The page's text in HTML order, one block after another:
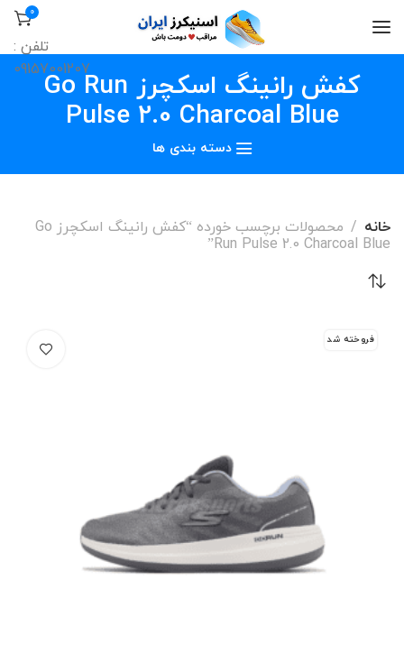
0
تلفن :
09157001207
کفش رانینگ اسکچرز Go Run
Pulse 2.0 Charcoal Blue
دسته بندی ها
خانه
محصولات برچسب خورده “کفش رانینگ اسکچرز Go
Run Pulse 2.0 Charcoal Blue”
فروخته شد